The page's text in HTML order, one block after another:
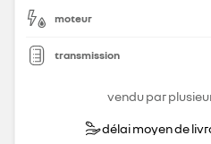
moteur
transmission
vendu par
délai moyen de